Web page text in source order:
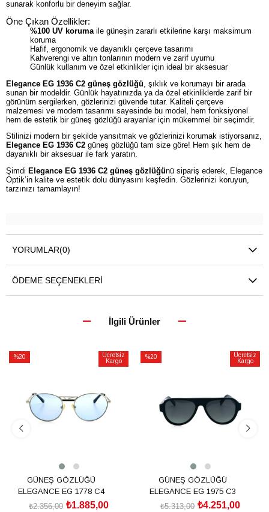
sunarak konforlu bir deneyim sağlar.
Öne Çıkan Özellikler:
%100 UV koruma ile güneşin zararlı etkilerine karşı maksimum
koruma
Hafif, ergonomik ve dayanıklı çerçeve tasarımı
Kahverengi ve altın tonlarının modern ve zarif uyumu
Günlük kullanım ve özel etkinlikler için ideal bir aksesuar
Elegance EG 1936 C2 güneş gözlüğü , şıklık ve korumayı bir arada
sunan bir modeldir. Günlük hayatınızda ya da özel etkinliklerde zarif bir
görünüm sergilerken, gözlerinizi güvende tutar. Kaliteli çerçeve
malzemesi ve modern tasarımı sayesinde bu model, hem fonksiyonel
hem de estetik bir güneş gözlüğü arayanlar için mükemmel bir seçimdir.
Stilinizi modern bir şekilde yansıtmak ve gözlerinizi korumak istiyorsanız,
Elegance EG 1936 C2 güneş gözlüğü tam size göre! Hem şık hem de
dayanıklı bir aksesuar ile fark yaratın.
Şimdi Elegance EG 1936 C2 güneş gözlüğünü sipariş ederek, Elegance
Optik’in kalite ve estetik dolu dünyasını keşfedin. Gözlerinizi koruyun,
tarzınızı tamamlayın!
YORUMLAR(0)
ÖDEME SEÇENEKLERI
İlgili Ürünler
%20
Ücretsiz
Kargo
GÜNEŞ GÖZLÜĞÜ
ELEGANCE EG 1778 C4
₺1.885,00
₺2.356,00
%20
Ücretsiz
Kargo
GÜNEŞ GÖZLÜĞÜ
ELEGANCE EG 1975 C3
₺4.251,00
₺5.313,00